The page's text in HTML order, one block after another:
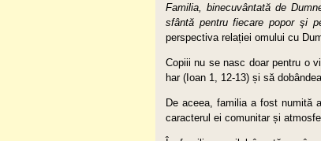
Familia, binecuvântată de
sfântă pentru fiecare popor şi
perspectiva relației omului cu
Copiii nu se nasc doar pentru o
har (Ioan 1, 12-13) și să
De aceea, familia a fost numită
caracterul ei comunitar și